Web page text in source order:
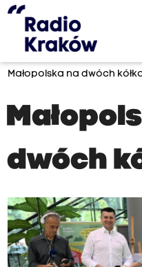
Małopolska na dwóch
dwóch